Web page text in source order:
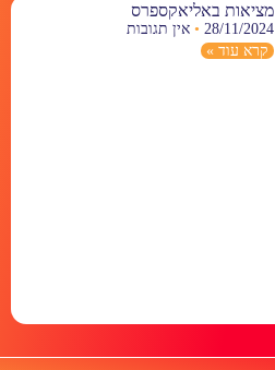
מציאות באליאקספרס
28/11/2024 אין תגובות
קרא עוד »